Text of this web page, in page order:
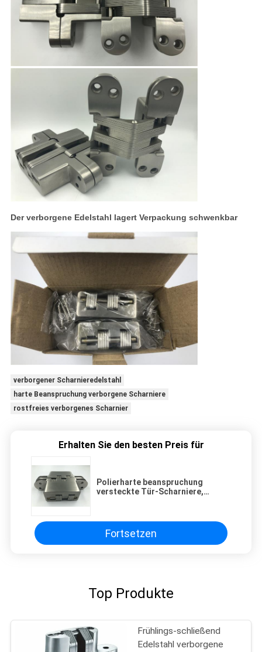
Der verborgene Edelstahl lagert Verpackung schwenkbar
verborgener Scharnieredelstahl
harte Beanspruchung verborgene Scharniere
rostfreies verborgenes Scharnier
Erhalten Sie den besten Preis für
Polierharte beanspruchung
versteckte Tür-Scharniere,
Fortsetzen
Top Produkte
Frühlings-schließend
Edelstahl verborgene